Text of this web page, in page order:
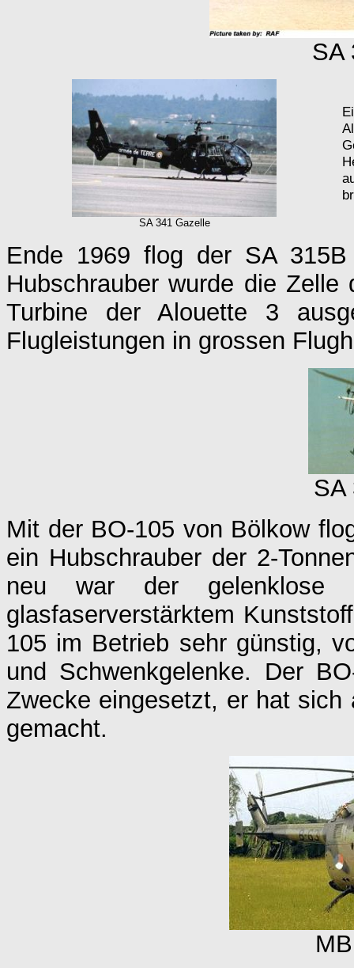
SA
SA 341 Gazelle
Ende 1969 flog der SA
Hubschrauber wurde die
Turbine der Alouette 3
Flugleistungen in grossen
SA
Mit der BO-105 von Bölkow
ein Hubschrauber der 2-
neu war der gelenklose
glasfaserverstärktem
105 im Betrieb sehr günstig,
und Schwenkgelenke. Der
Zwecke eingesetzt, er hat
gemacht.